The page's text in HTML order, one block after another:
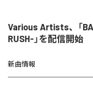
Various Artists、「
RUSH-」を配信開始
新曲情報